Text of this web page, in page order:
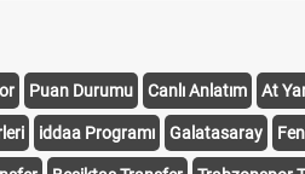
Puan Durumu Canlı Anlatım At
iddaa Programı Galatasaray